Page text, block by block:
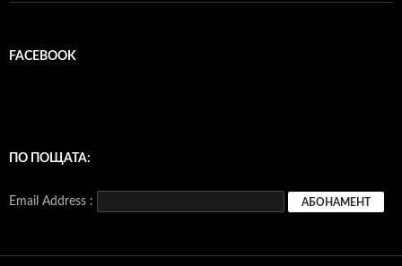
FACEBOOK
ПО ПОЩАТА:
Email Address :